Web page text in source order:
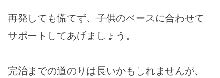
再発しても慌てず、子供のペースに合わせて
サポートしてあげましょう。
完治までの道のりは長いかもしれませんが、